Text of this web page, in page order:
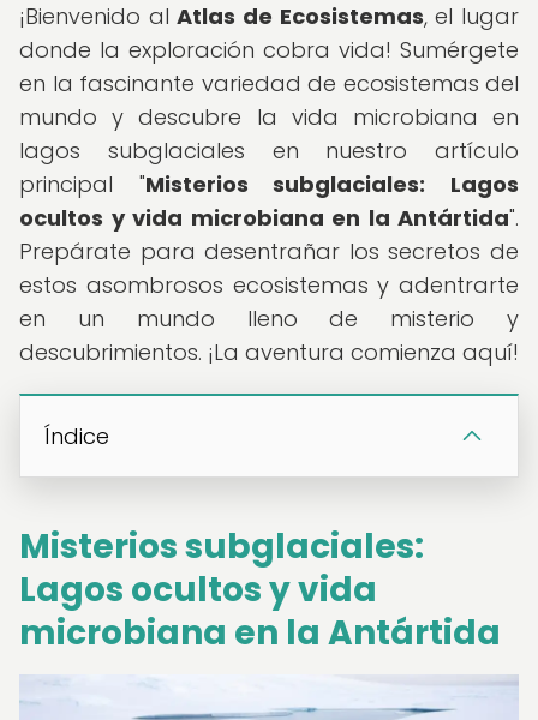
¡Bienvenido alAtlas de Ecosistemas, el lugar
donde la exploración cobra vida! Sumérgete
en la fascinante variedad de ecosistemas del
mundo y descubre la vida microbiana en
lagos subglaciales en nuestro artículo
principal "Misterios subglaciales: Lagos
ocultos y vida microbiana en la Antártida".
Prepárate para desentrañar los secretos de
estos asombrosos ecosistemas y adentrarte
en un mundo lleno de misterio y
descubrimientos. ¡La aventura comienza aquí!
Índice
Misterios subglaciales:
Lagos ocultos y vida
microbiana en la Antártida